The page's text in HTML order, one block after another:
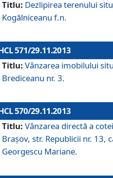
Titlu: Dezlipirea terenului
Kogălniceanu f.n.
571/29.11.2013
Titlu: Vânzarea imobilului
Brediceanu nr. 3.
570/29.11.2013
Titlu: Vânzarea directă a
Braşov, str. Republicii nr. 13,
Georgescu Mariane.